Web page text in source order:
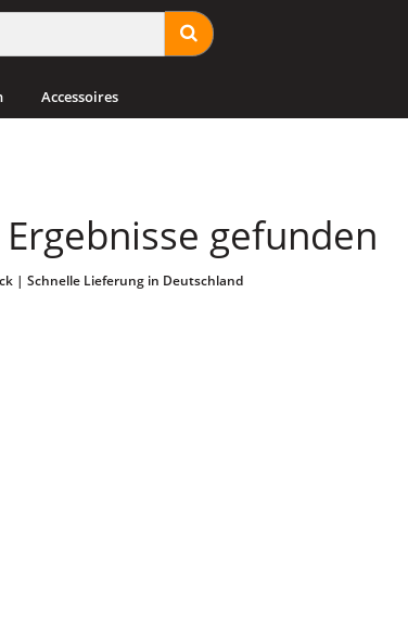
Accessoires
gefunden
| Schnelle Lieferung in Deutschland